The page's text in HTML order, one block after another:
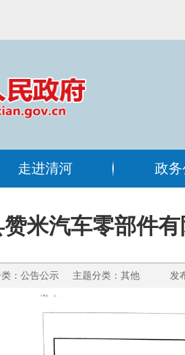
走进清河 政
米汽车零部件
类：公告公示 主题分类：其他 发